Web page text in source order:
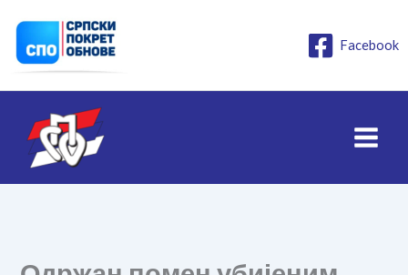
садржај
Facebook